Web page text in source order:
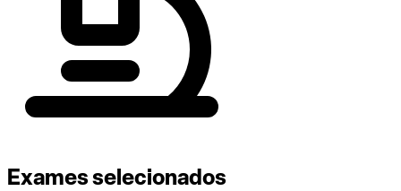
Exames selecionados